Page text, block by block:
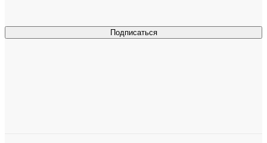
Подписаться